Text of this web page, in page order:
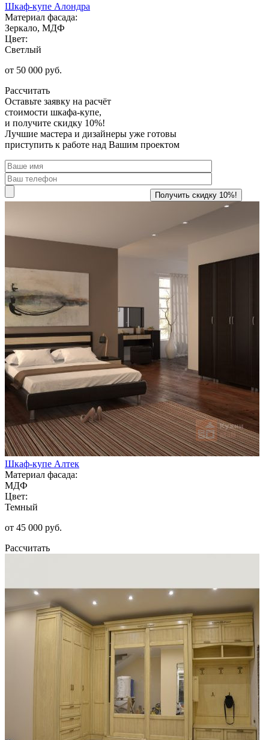
Шкаф-купе Алондра
Материал фасада:
Зеркало, МДФ
Цвет:
Светлый
от 50 000 руб.
Рассчитать
Оставьте заявку на расчёт
стоимости шкафа-купе,
и получите скидку 10%!
Лучшие мастера и дизайнеры уже готовы
приступить к работе над Вашим проектом
Шкаф-купе Алтек
Материал фасада:
МДФ
Цвет:
Темный
от 45 000 руб.
Рассчитать